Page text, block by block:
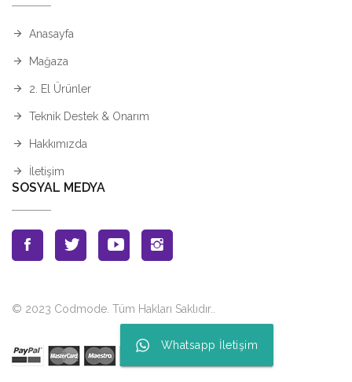
Anasayfa
Mağaza
2. El Ürünler
Teknik Destek & Onarım
Hakkımızda
İletişim
SOSYAL MEDYA
© 2023 Codmode. Tüm Hakları Saklıdır.
Whatsapp İletişim